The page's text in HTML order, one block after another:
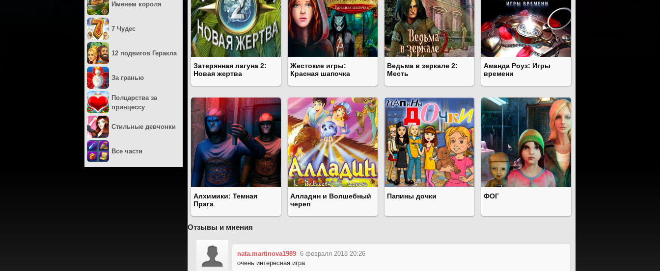
Затерянная лагуна 2:
Новая жертва
Жестокие игры:
Красная шапочка
Ведьма в зеркале 2:
Месть
Аманда Роуз: Игры
времени
Алхимики: Темная
Прага
Алладин и Волшебный
череп
Папины дочки ФОГ
Отзывы и мнения
nata.martinova1989 6 февраля 2018 20:26
очень интересная игра
Именем короля
7 Чудес
12 подвигов Геракла
За гранью
Полцарства за
принцессу
Стильные девчонки
Все части